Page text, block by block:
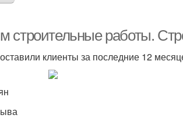
строительные работы.
клиенты за последние 12